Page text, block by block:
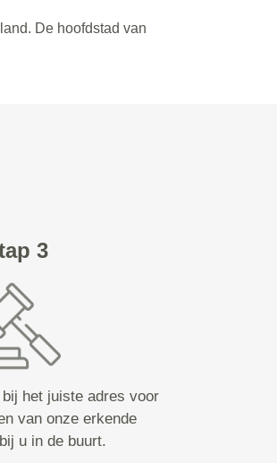
De hoofdstad van
3
het juiste adres voor
van onze erkende
u in de buurt.